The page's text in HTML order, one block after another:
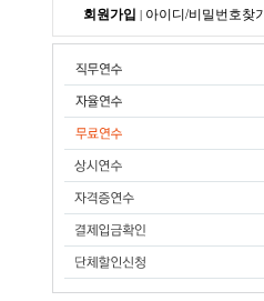
회원가입 아이디/비밀번호찾기